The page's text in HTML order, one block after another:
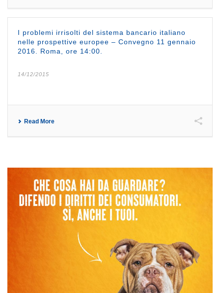
I problemi irrisolti del sistema bancario italiano
nelle prospettive europee – Convegno 11 gennaio
2016. Roma, ore 14:00.
14/12/2015
Read More